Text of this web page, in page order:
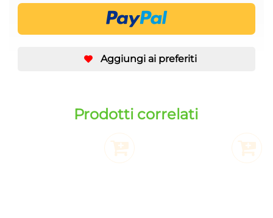
Aggiungi ai preferiti
Prodotti correlati
Aggiungi al Carrello